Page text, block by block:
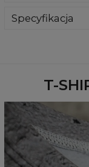
oddychający i
Specyfikacja
T-